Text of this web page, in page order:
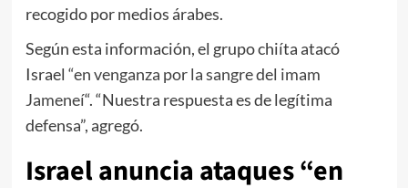
recogido por medios árabes.
Según esta información, el grupo chiíta atacó
Israel “en venganza por la sangre del imam
Jameneí“. “Nuestra respuesta es de legítima
defensa”, agregó.
Israel anuncia ataques “en